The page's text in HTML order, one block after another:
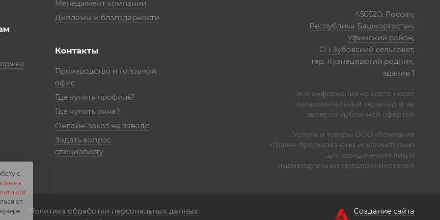
Менеджмент компании
Дипломы и благодарности
Контакты
Производство и головной
офис
Где купить профиль?
Где купить окна?
Онлайн-заказ на заводе
Задать вопрос
специалисту
450520, Россия,
Республика Башкортостан,
Уфимский район,
СП Зубовский сельсовет,
тер. Кузнецовский родник,
здание 1
Вся информация на сайте носит
ознакомительный характер и не
является публичной офертой
Услуги и товары ООО «Компания
«Грайн» предназначены исключительно
для юридических лиц и
индивидуальных предпринимателей
Политика обработки персональных данных
Создание сайта
с
на
от